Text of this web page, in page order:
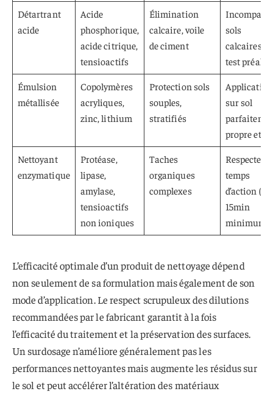
Détartrant
acide
Acide
phosphorique,
acide citrique,
tensioactifs
Élimination
calcaire, voile
de ciment
sols
calcaires,
test
Émulsion
métallisée
Copolymères
acryliques,
zinc, lithium
Protection sols
souples,
stratifiés
Application
sur sol
propre et
Nettoyant
enzymatique
Protéase,
lipase,
amylase,
tensioactifs
non ioniques
Taches
organiques
complexes
Respecter
temps
d’action (10-
15min
minimum)
L’efficacité optimale d’un produit de nettoyage dépend
non seulement de sa formulation mais également de son
mode d’application. Le respect scrupuleux des dilutions
recommandées par le fabricant garantit à la fois
l’efficacité du traitement et la préservation des surfaces.
Un surdosage n’améliore généralement pas les
performances nettoyantes mais augmente les résidus sur
le sol et peut accélérer l’altération des matériaux